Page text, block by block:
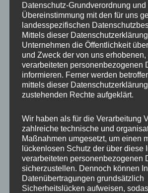
NEWS ABONNIEREN?
Your email:
KATEGORIEN
Datenschutz-Grundverordnung und
Übereinstimmung mit den für uns
landesspezifischen
Mittels dieser
Unternehmen die Öffentlichkeit
und Zweck der von uns
verarbeiteten personenbezogenen
informieren. Ferner werden
mittels dieser
zustehenden Rechte aufgeklärt.
Wir haben als für die Verarbeitung
zahlreiche technische und
Maßnahmen umgesetzt, um einen
lückenlosen Schutz der über diese
verarbeiteten personenbezogenen
sicherzustellen. Dennoch können
Datenübertragungen grundsätzlich
Sicherheitslücken aufweisen,